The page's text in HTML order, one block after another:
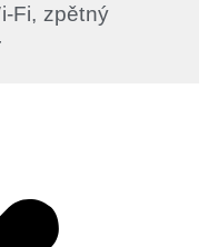
Fi, zpětný